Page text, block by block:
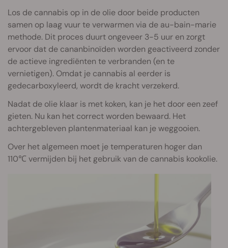
Los de cannabis op in de olie door beide producten
samen op laag vuur te verwarmen via de au-bain-marie
methode. Dit proces duurt ongeveer 3-5 uur en zorgt
ervoor dat de cananbinoïden worden geactiveerd zonder
de actieve ingrediënten te verbranden (en te
vernietigen). Omdat je cannabis al eerder is
gedecarboxyleerd, wordt de kracht verzekerd.
Nadat de olie klaar is met koken, kan je het door een zeef
gieten. Nu kan het correct worden bewaard. Het
achtergebleven plantenmateriaal kan je weggooien.
Over het algemeen moet je temperaturen hoger dan
110℃ vermijden bij het gebruik van de cannabis kookolie.